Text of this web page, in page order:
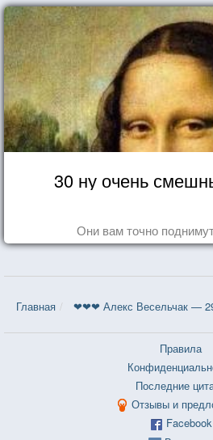
30 ну очень
Они вам точно
Главная ❤❤❤ Алекс Весельчак —
Правила
Последние
Отзывы и
Facebook